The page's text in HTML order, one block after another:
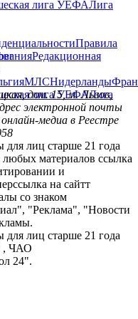
лига УЕФАЛига
Правила
Редакционная
МЛСНидерланды
лига УЕФАЛига
дом. 15, м. Львов,
электронной почты
медиа в Реестре
для лиц старше 21 года
материалов ссылка
и
на сайтт
со знаком
"Реклама", "Новости
для лиц старше 21 года
, ЧАО
24".